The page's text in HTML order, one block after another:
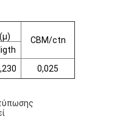
CBM/ctn
0,025